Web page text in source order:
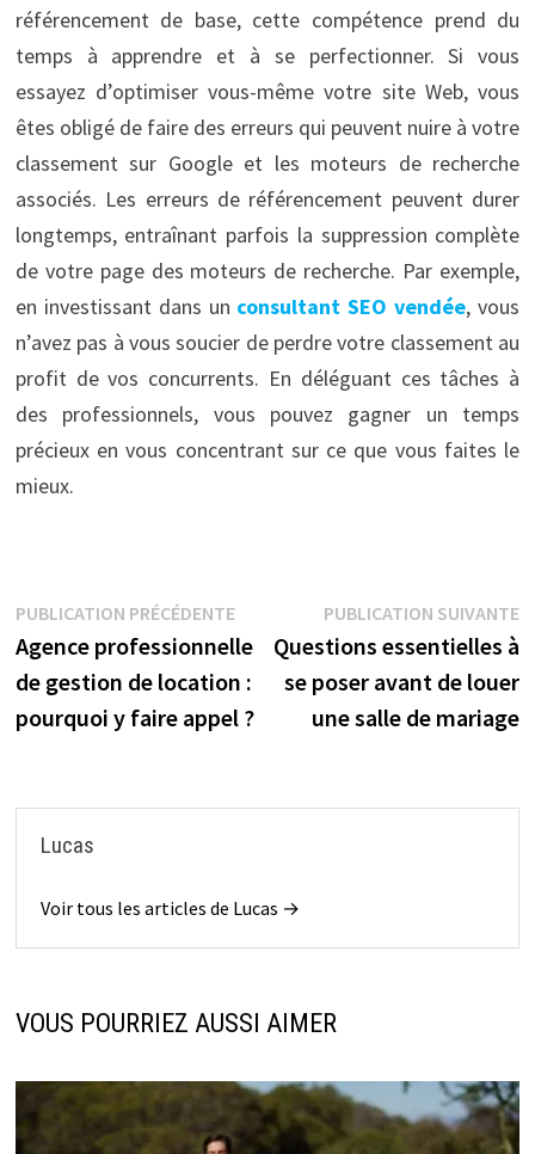
référencement de base, cette compétence prend du
temps à apprendre et à se perfectionner. Si vous
essayez d’optimiser vous-même votre site Web, vous
êtes obligé de faire des erreurs qui peuvent nuire à votre
classement sur Google et les moteurs de recherche
associés. Les erreurs de référencement peuvent durer
longtemps, entraînant parfois la suppression complète
de votre page des moteurs de recherche. Par exemple,
en investissant dans un consultant SEO vendée, vous
n’avez pas à vous soucier de perdre votre classement au
profit de vos concurrents. En déléguant ces tâches à
des professionnels, vous pouvez gagner un temps
précieux en vous concentrant sur ce que vous faites le
mieux.
Navigation
de
l’article
PUBLICATION PRÉCÉDENTEPublication
précédente :
Agence professionnelle
de gestion de location :
pourquoi y faire appel ?
PUBLICATION SUIVANTE
Questions essentielles à
se poser avant de louer
une salle de mariage
Lucas
Voir tous les articles de Lucas →
VOUS POURRIEZ AUSSI AIMER